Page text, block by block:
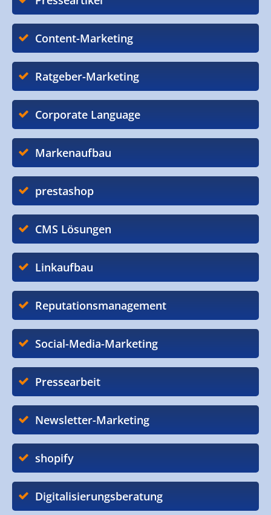
Content-Marketing
Ratgeber-Marketing
Corporate Language
Markenaufbau
prestashop
CMS Lösungen
Linkaufbau
Reputationsmanagement
Social-Media-Marketing
Pressearbeit
Newsletter-Marketing
shopify
Digitalisierungsberatung